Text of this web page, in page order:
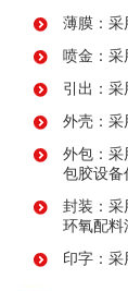
薄膜：采
喷金：采
引出：采
外壳：采
外包：采
包胶设备
封装：采
环氧配料
印字：采